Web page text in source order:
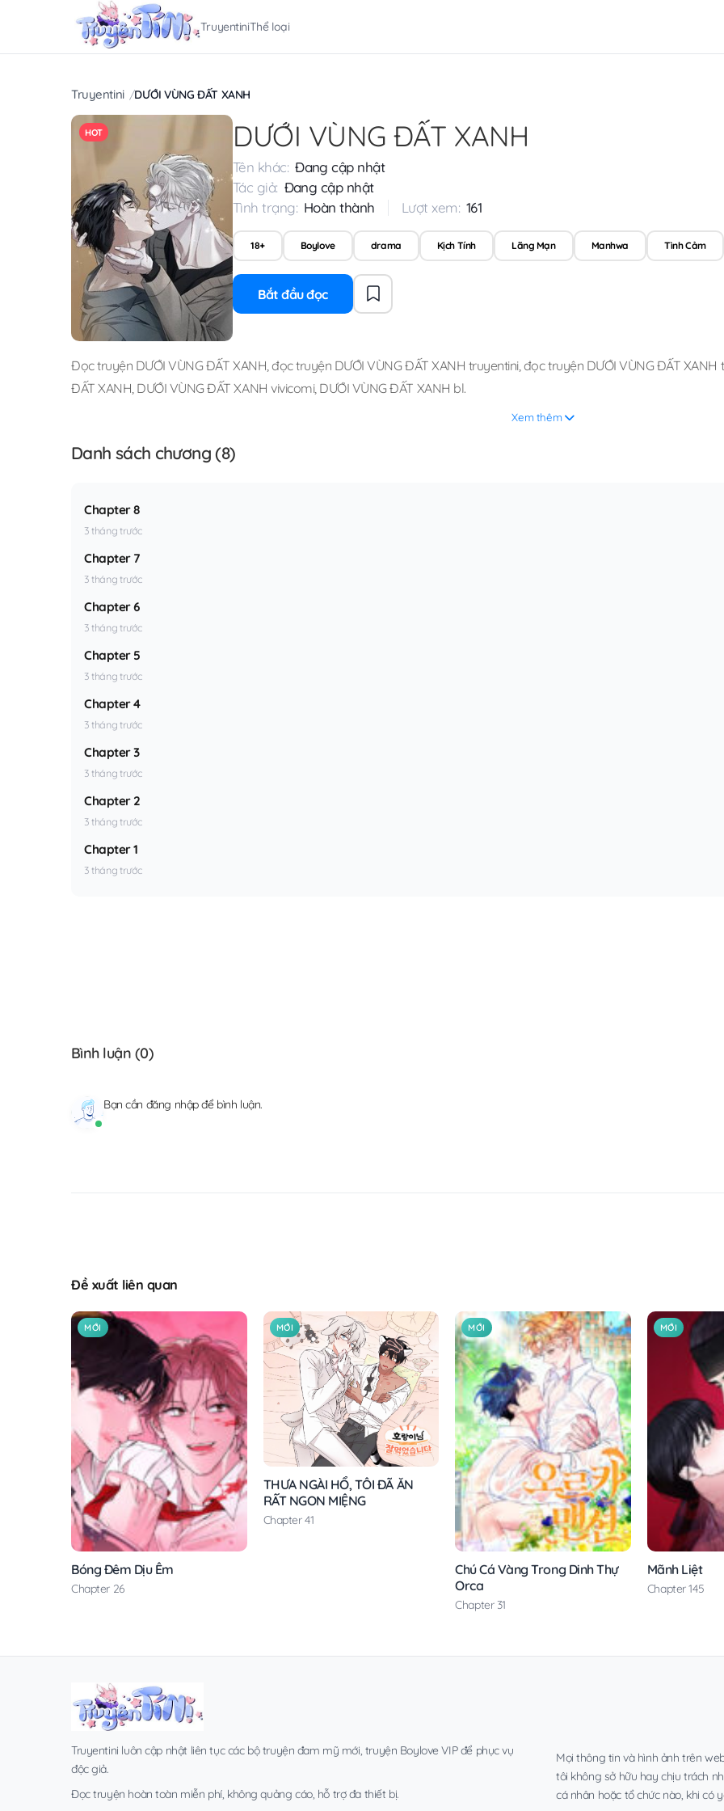
TruyentiniThể loại
Truyentini DƯỚI VÙNG ĐẤT XANH
HOT DƯỚI VÙNG ĐẤT XANH
Tên khác: Đang cập nhật
Tác giả: Đang cập nhật
Tình trạng: Hoàn thành Lượt xem: 161
18+ Boylove drama Kịch Tính Lãng Mạn Manhwa Tình Cảm
Bắt đầu đọc
Đọc truyện DƯỚI VÙNG ĐẤT XANH,đọc truyện DƯỚI VÙNG ĐẤT XANH truyentini,đọc truyện DƯỚI VÙNG ĐẤT XANH
ĐẤT XANH, DƯỚI VÙNG ĐẤT XANH vivicomi, DƯỚI VÙNG ĐẤT XANH bl.
Xem thêm
Danh sách chương (8)
Chapter 8
3 tháng trước
Chapter 7
3 tháng trước
Chapter 6
3 tháng trước
Chapter 5
3 tháng trước
Chapter 4
3 tháng trước
Chapter 3
3 tháng trước
Chapter 2
3 tháng trước
Chapter 1
3 tháng trước
Bình luận (0)
Bạn cần đăng nhậpđể bình luận.
Đề xuất liên quan
MỚI
Bóng Đêm Dịu Êm
Chapter 26
MỚI
THƯA NGÀI HỔ, TÔI ĐÃ ĂN
RẤT NGON MIỆNG
Chapter 41
MỚI
Chú Cá Vàng Trong Dinh Thự
Orca
Chapter 31
MỚI
Mãnh Liệt
Chapter 145
Truyentini luôn cập nhật liên tục các bộ truyện đam mỹ mới, truyện Boylove VIP để phục vụ
độc giả.
Đọc truyện hoàn toàn miễn phí, không quảng cáo, hỗ trợ đa thiết bị.
Mọi thông tin và hình ảnh trên
tôi không sở hữu hay chịu trách
cá nhân hoặc tổ chức nào, khi có